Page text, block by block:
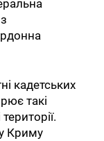
кадетських
такі
Криму